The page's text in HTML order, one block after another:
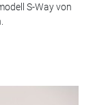
S-Way von